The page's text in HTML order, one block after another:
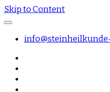
Skip to Content